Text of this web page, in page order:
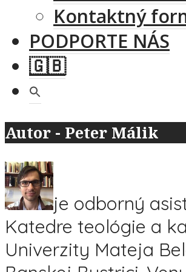
Kontaktný
PODPORTE NÁS
🇬🇧
Autor - Peter Málik
je odborný
Katedre teológie a
Univerzity Mateja